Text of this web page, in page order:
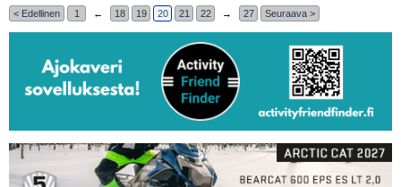
< Edellinen
1 ← 18 19 20 21 22 → 27 Seuraava >